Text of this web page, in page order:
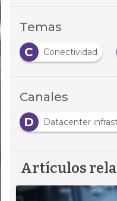
Temas
C Conectividad
Canales
D
Datacenter
Artículos